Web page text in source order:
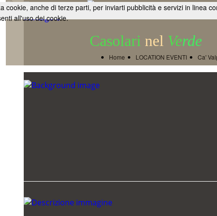
cookie, anche di terze parti, per inviarti pubblicità e servizi in linea
all'uso dei cookie.
Casolari nel Verde
Home LOCATION EVENTI Ca'